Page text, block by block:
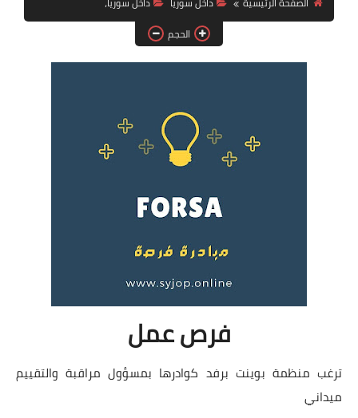
فرص عمل في العراق
فرص عمل في اليمن
دورات تدريبية
الحجم
فرص عمل
ترغب منظمة بوينت برفد كوادرها بمسؤول مراقبة والتقييم
ميداني